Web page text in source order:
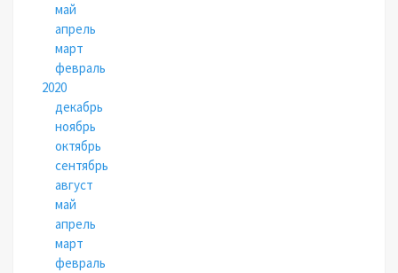
май
апрель
март
февраль
2020
декабрь
ноябрь
октябрь
сентябрь
август
май
апрель
март
февраль